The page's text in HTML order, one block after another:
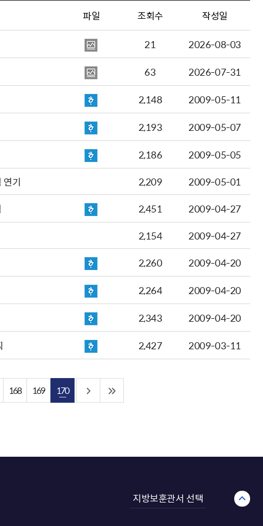
파일 조회수 작성일
21
2026-08-03
63
2026-07-31
2,148
2009-05-11
2,193
2009-05-07
2,186
2009-05-05
연기
2,209
2009-05-01
2,451
2009-04-27
2,154
2009-04-27
2,260
2009-04-20
2,264
2009-04-20
2,343
2009-04-20
2,427 2009-03-11
168 169 170
지방보훈관서 선택